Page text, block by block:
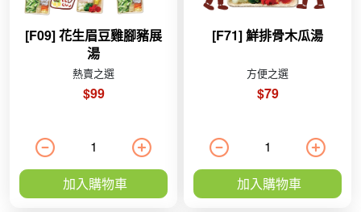
[F09] 花生眉豆雞腳豬展
湯
熱賣之選
$99
加入購物車
[F71] 鮮排骨木瓜湯
方便之選
$79
加入購物車